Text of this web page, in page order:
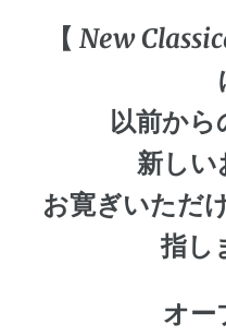
【 New
以前から
新しい
お寛ぎいただ
指し
オー